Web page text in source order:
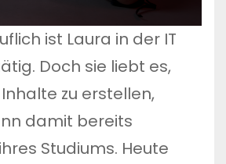
ist Laura in der IT
Doch sie liebt es,
zu erstellen,
damit bereits
Studiums. Heute